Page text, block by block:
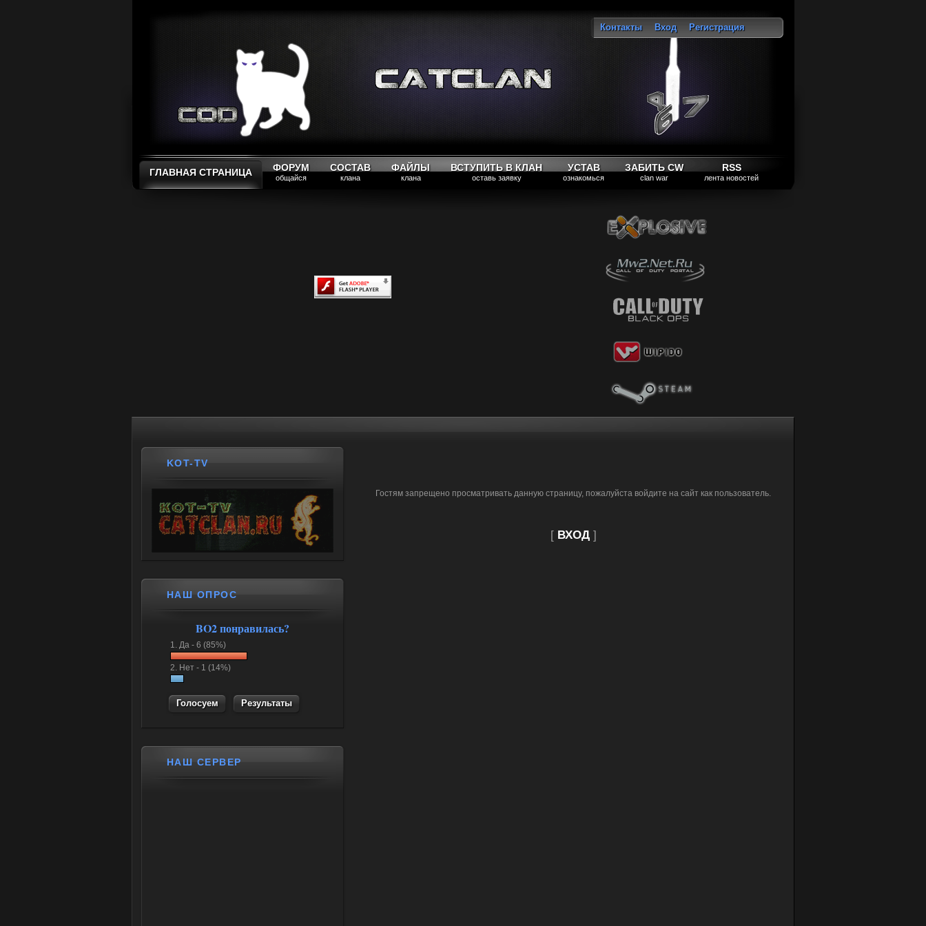
Контакты Вход
Регистрация
ГЛАВНАЯ СТРАНИЦА ФОРУМ
общайся
СОСТАВ
клана
ФАЙЛЫ
клана
ВСТУПИТЬ В КЛАН
оставь заявку
УСТАВ
ознакомься
ЗАБИТЬ CW
clan war
RSS
лента новостей
Гостям запрещено просматривать данную страницу, пожалуйста войдите на сайт как пользователь.
[ ВХОД]
KOT-TV
НАШ ОПРОС
BO2 понравилась?
1. Да - 6 (85%)
2. Нет - 1 (14%)
Результаты
НАШ СЕРВЕР